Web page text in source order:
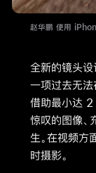
赵华鹏 使用
全新的镜头设
一项过去无法
借助最小达 2
惊叹的图像、
生。在视频方
时摄影。